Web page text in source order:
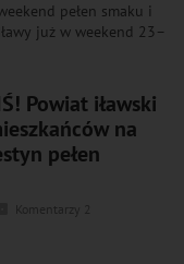
pełen smaku i
już w weekend 23–
Powiat iławski
na
pełen